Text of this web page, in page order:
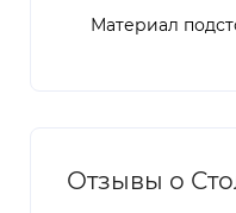
Материал
Отзывы о